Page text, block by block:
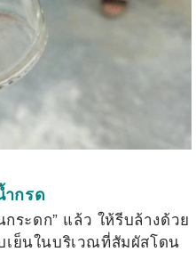
กรด
ระดก” แล้ว ให้รีบล้างด้วย
เย็นในบริเวณที่สัมผัสโดน